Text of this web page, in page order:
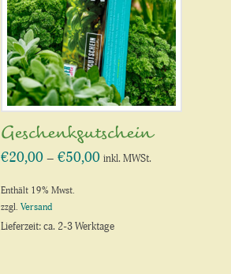
Geschenkgutschein
€20,00 – €50,00Preisspanne:
inkl. MWSt.
Enthält 19% Mwst.
zzgl. Versand
Lieferzeit: ca. 2-3 Werktage